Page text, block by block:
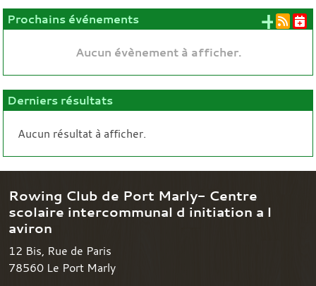
Prochains événements
Aucun évènement à afficher.
+
Derniers résultats
Aucun résultat à afficher.
Rowing Club de Port Marly- Centre
scolaire intercommunal d initiation a l
aviron
12 Bis, Rue de Paris
78560 Le Port Marly